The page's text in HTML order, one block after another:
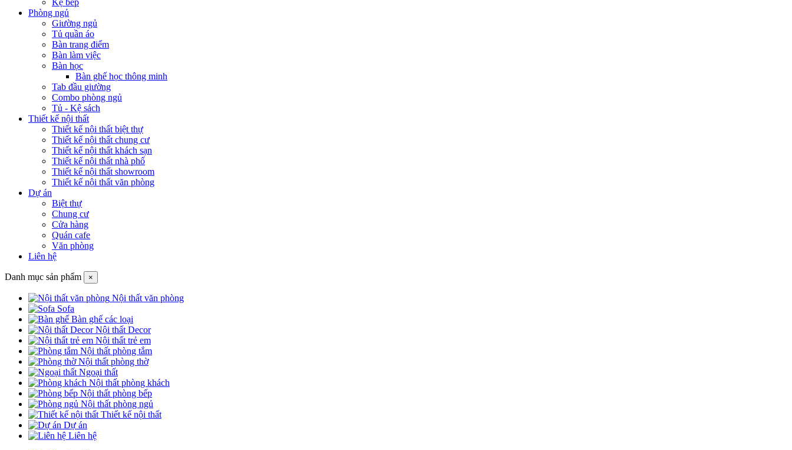
Kệ bếp
Phòng ngủ
Giường ngủ
Tủ quần áo
Bàn trang điểm
Bàn làm việc
Bàn học
Bàn ghế học thông minh
Tab đầu giường
Combo phòng ngủ
Tủ - Kệ sách
Thiết kế nội thất
Thiết kế nội thất biệt thự
Thiết kế nội thất chung cư
Thiết kế nội thất khách sạn
Thiết kế nội thất nhà phố
Thiết kế nội thất showroom
Thiết kế nội thất văn phòng
Dự án
Biệt thự
Chung cư
Cửa hàng
Quán cafe
Văn phòng
Liên hệ
Danh mục sản phẩm ×
Nội thất văn phòng
Sofa
Bàn ghế các loại
Nội thất Decor
Nội thất trẻ em
Nội thất phòng tắm
Nội thất phòng thờ
Ngoại thất
Nội thất phòng khách
Nội thất phòng bếp
Nội thất phòng ngủ
Thiết kế nội thất
Dự án
Liên hệ